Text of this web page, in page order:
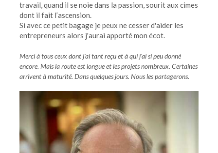
travail, quand il se noie dans la passion, sourit aux cimes
dont il fait l’ascension.
Si avec ce petit bagage je peux ne cesser d'aider les
entrepreneurs alors j'aurai apporté mon écot.
Merci à tous ceux dont j'ai tant reçu et à qui j'ai si peu donné
encore. Mais la route est longue et les projets nombreux. Certaines
arrivent à maturité. Dans quelques jours. Nous les partagerons.